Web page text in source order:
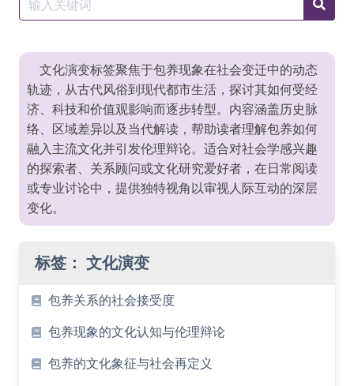
for:
文化演变标签聚焦于包养现象在社会变迁中的动态
轨迹，从古代风俗到现代都市生活，探讨其如何受经
济、科技和价值观影响而逐步转型。内容涵盖历史脉
络、区域差异以及当代解读，帮助读者理解包养如何
融入主流文化并引发伦理辩论。适合对社会学感兴趣
的探索者、关系顾问或文化研究爱好者，在日常阅读
或专业讨论中，提供独特视角以审视人际互动的深层
变化。
标签： 文化演变
包养关系的社会接受度
包养现象的文化认知与伦理辩论
包养的文化象征与社会再定义